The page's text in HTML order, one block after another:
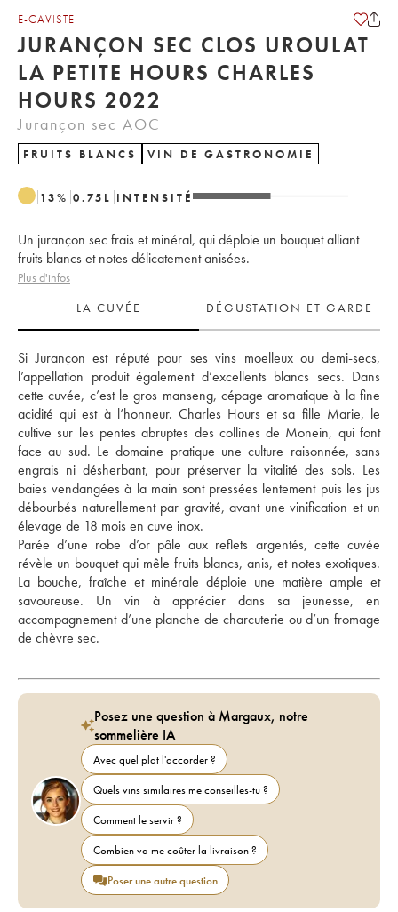
E-CAVISTE
JURANÇON SEC CLOS UROULAT
LA PETITE HOURS CHARLES
HOURS 2022
Jurançon sec AOC
FRUITS BLANCS VIN DE GASTRONOMIE
13% 0.75 L INTENSITÉ
Un jurançon sec frais et minéral, qui déploie un bouquet alliant
fruits blancs et notes délicatement anisées.
Plus d'infos
LA CUVÉE
DÉGUSTATION ET GARDE
Si Jurançon est réputé pour ses vins moelleux ou demi-secs,
l’appellation produit également d’excellents blancs secs. Dans
cette cuvée, c’est le gros manseng, cépage aromatique à la fine
acidité qui est à l’honneur. Charles Hours et sa fille Marie, le
cultive sur les pentes abruptes des collines de Monein, qui font
face au sud. Le domaine pratique une culture raisonnée, sans
engrais ni désherbant, pour préserver la vitalité des sols. Les
baies vendangées à la main sont pressées lentement puis les jus
débourbés naturellement par gravité, avant une vinification et un
élevage de 18 mois en cuve inox.
Parée d’une robe d’or pâle aux reflets argentés, cette cuvée
révèle un bouquet qui mêle fruits blancs, anis, et notes exotiques.
La bouche, fraîche et minérale déploie une matière ample et
savoureuse. Un vin à apprécier dans sa jeunesse, en
accompagnement d’une planche de charcuterie ou d’un fromage
de chèvre sec.
Posez une question à Margaux, notre
sommelière IA
Avec quel plat l'accorder ?
Quels vins similaires me conseilles-tu ?
Comment le servir ?
Combien va me coûter la livraison ?
Poser une autre question